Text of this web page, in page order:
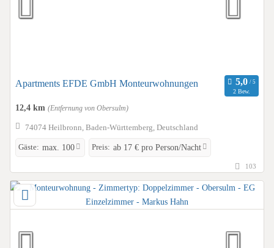
Apartments EFDE GmbH Monteurwohnungen
2 Bew.
12,4 km (Entfernung von Obersulm)
74074 Heilbronn, Baden-Württemberg, Deutschland
Gäste: max. 100 Preis: ab 17 € pro Person/Nacht
103